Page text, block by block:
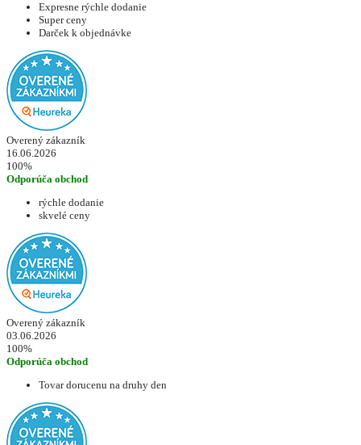
Expresne rýchle dodanie
Super ceny
Darček k objednávke
Overený zákazník
16.06.2026
100%
Odporúča obchod
rýchle dodanie
skvelé ceny
Overený zákazník
03.06.2026
100%
Odporúča obchod
Tovar dorucenu na druhy den